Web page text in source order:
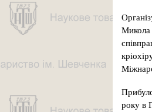
року в